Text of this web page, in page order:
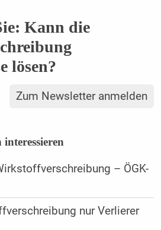
Kann die
lösen?
Zum Newsletter anmelden
– ÖGK-
nur Verlierer